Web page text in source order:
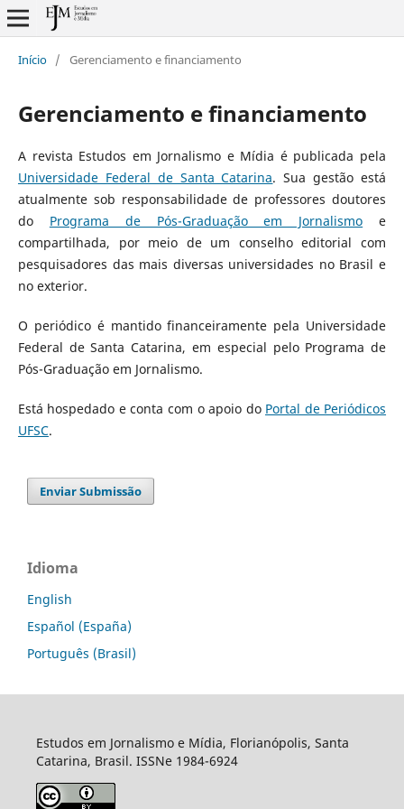
Início / Gerenciamento e financiamento
Gerenciamento e financiamento
A revista Estudos em Jornalismo e Mídia é publicada pela
Universidade Federal de Santa Catarina. Sua gestão está
atualmente sob responsabilidade de professores doutores
do Programa de Pós-Graduação em Jornalismo e
compartilhada, por meio de um conselho editorial com
pesquisadores das mais diversas universidades no Brasil e
no exterior.
O periódico é mantido financeiramente pela Universidade
Federal de Santa Catarina, em especial pelo Programa de
Pós-Graduação em Jornalismo.
Está hospedado e conta com o apoio do Portal de Periódicos
UFSC.
Enviar Submissão
Idioma
English
Español (España)
Português (Brasil)
Estudos em Jornalismo e Mídia, Florianópolis, Santa
Catarina, Brasil. ISSNe 1984-6924